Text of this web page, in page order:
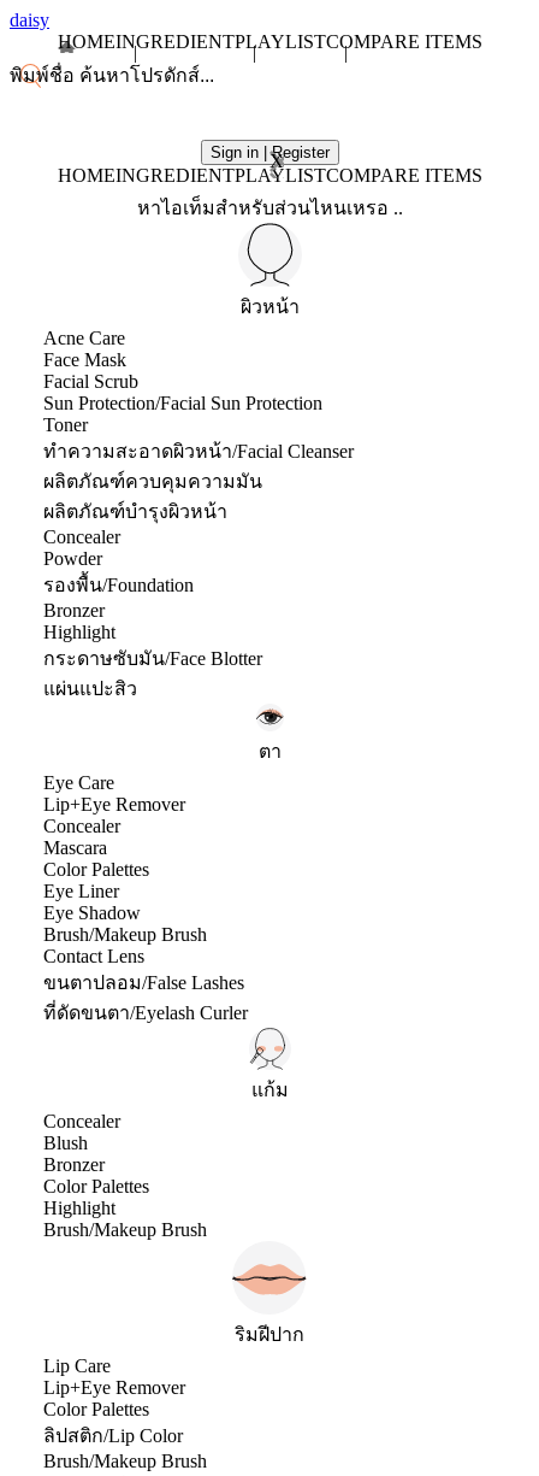
daisy
HOMEINGREDIENTPLAYLISTCOMPARE ITEMS
Sign in | Register
X
HOMEINGREDIENTPLAYLISTCOMPARE ITEMS
หาไอเท็มสำหรับส่วนไหนเหรอ ..
ผิวหน้า
Acne Care
Face Mask
Facial Scrub
Sun Protection/Facial Sun Protection
Toner
ทำความสะอาดผิวหน้า/Facial Cleanser
ผลิตภัณฑ์ควบคุมความมัน
ผลิตภัณฑ์บำรุงผิวหน้า
Concealer
Powder
รองพื้น/Foundation
Bronzer
Highlight
กระดาษซับมัน/Face Blotter
แผ่นแปะสิว
ตา
Eye Care
Lip+Eye Remover
Concealer
Mascara
Color Palettes
Eye Liner
Eye Shadow
Brush/Makeup Brush
Contact Lens
ขนตาปลอม/False Lashes
ที่ดัดขนตา/Eyelash Curler
แก้ม
Concealer
Blush
Bronzer
Color Palettes
Highlight
Brush/Makeup Brush
ริมฝีปาก
Lip Care
Lip+Eye Remover
Color Palettes
ลิปสติก/Lip Color
Brush/Makeup Brush